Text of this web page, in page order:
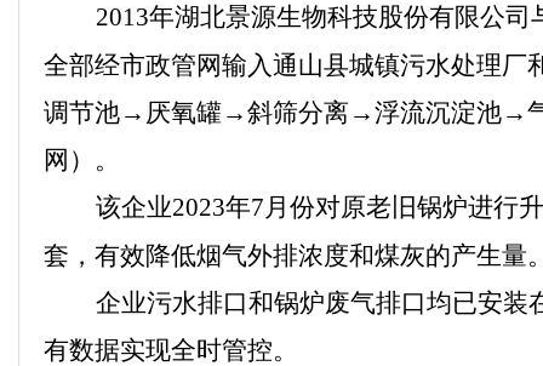
2013年湖北景源生物科技股份有限公司
全部经市政管网输入通山县城镇污水处理
调节池→厌氧罐→斜筛分离→浮流沉淀池→
网）。
该企业2023年7 月份对原老旧锅炉进行
套，有效降低烟气外排浓度和煤灰的产生量
企业污水排口和锅炉废气排口均已安
有数据实现全时管控。